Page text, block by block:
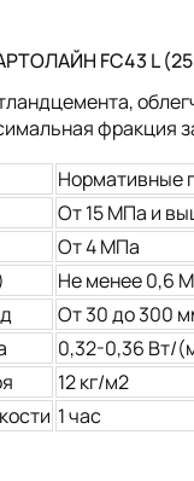
FC43 L (25
фракция
Нормативные
От 15 МПа и
От 4 МПа
Не менее 0,6
От 30 до 300
0,32-0,36 Вт/
12 кг/м2
1 час